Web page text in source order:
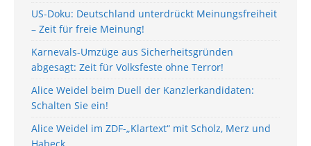
US-Doku: Deutschland unterdrückt Meinungsfreiheit
– Zeit für freie Meinung!
Karnevals-Umzüge aus Sicherheitsgründen
abgesagt: Zeit für Volksfeste ohne Terror!
Alice Weidel beim Duell der Kanzlerkandidaten:
Schalten Sie ein!
Alice Weidel im ZDF-„Klartext“ mit Scholz, Merz und